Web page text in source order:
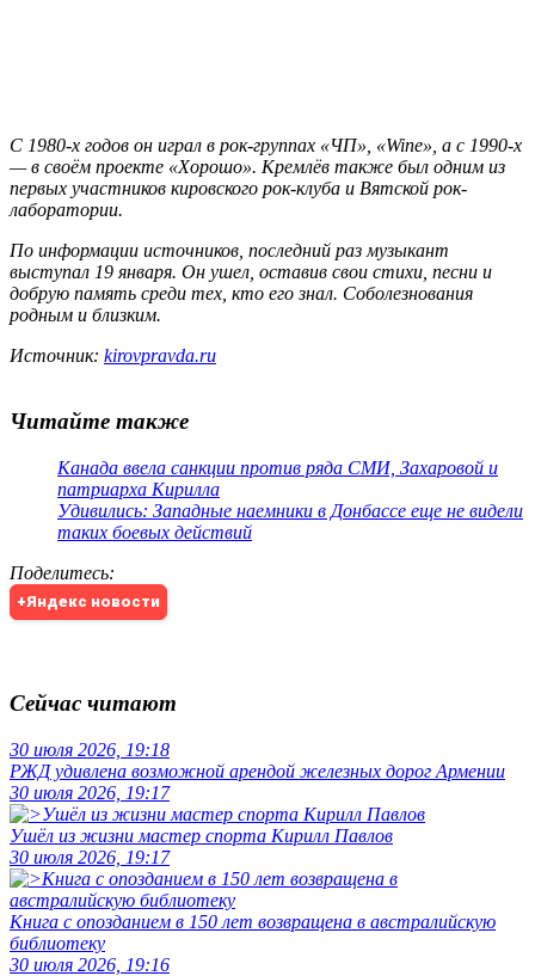
С 1980-х годов он играл в рок-группах «ЧП», «Wine», а с 1990-х
— в своём проекте «Хорошо». Кремлёв также был одним из
первых участников кировского рок-клуба и Вятской рок-
лаборатории.
По информации источников, последний раз музыкант
выступал 19 января. Он ушел, оставив свои стихи, песни и
добрую память среди тех, кто его знал. Соболезнования
родным и близким.
Источник: kirovpravda.ru
Читайте также
Канада ввела санкции против ряда СМИ, Захаровой и
патриарха Кирилла
Удивились: Западные наемники в Донбассе еще не видели
таких боевых действий
Поделитесь:
+Яндекс новости
Сейчас читают
30 июля 2026, 19:18
РЖД удивлена возможной арендой железных дорог Армении
30 июля 2026, 19:17
Ушёл из жизни мастер спорта Кирилл Павлов
30 июля 2026, 19:17
Книга с опозданием в 150 лет возвращена в австралийскую
библиотеку
30 июля 2026, 19:16